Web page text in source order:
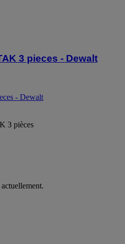
3 pieces - Dewalt
- Dewalt
3 pièces